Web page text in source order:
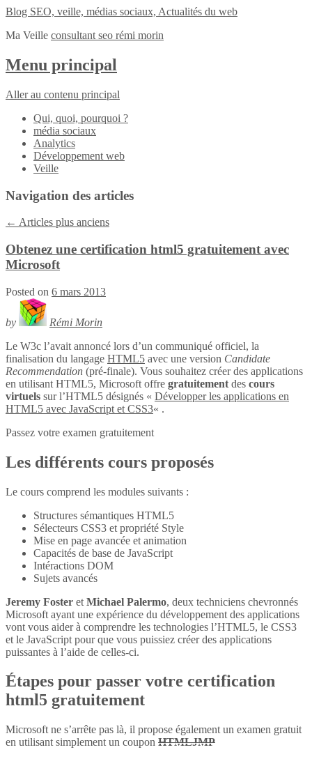
Blog SEO, veille, médias sociaux, Actualités du web
Ma Veille consultant seo rémi morin
Menu principal
Aller au contenu principal
Qui, quoi, pourquoi ?
média sociaux
Analytics
Développement web
Veille
Navigation des articles
← Articles plus anciens
Obtenez une certification html5 gratuitement avec
Microsoft
Posted on 6 mars 2013
by
Rémi Morin
Le W3c l’avait annoncé lors d’un communiqué officiel, la
finalisation du langage HTML5 avec une version Candidate
Recommendation (pré-finale). Vous souhaitez créer des applications
en utilisant HTML5, Microsoft offre gratuitement des cours
virtuels sur l’HTML5 désignés « Développer les applications en
HTML5 avec JavaScript et CSS3« .
Passez votre examen gratuitement
Les différents cours proposés
Le cours comprend les modules suivants :
Structures sémantiques HTML5
Sélecteurs CSS3 et propriété Style
Mise en page avancée et animation
Capacités de base de JavaScript
Intéractions DOM
Sujets avancés
Jeremy Foster et Michael Palermo, deux techniciens chevronnés
Microsoft ayant une expérience du développement des applications
vont vous aider à comprendre les technologies l’HTML5, le CSS3
et le JavaScript pour que vous puissiez créer des applications
puissantes à l’aide de celles-ci.
Étapes pour passer votre certification
html5 gratuitement
Microsoft ne s’arrête pas là, il propose également un examen gratuit
en utilisant simplement un coupon HTMLJMP